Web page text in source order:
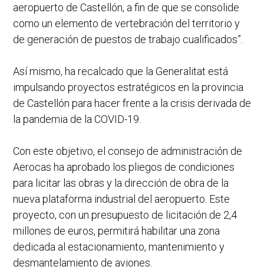
aeropuerto de Castellón, a fin de que se consolide
como un elemento de vertebración del territorio y
de generación de puestos de trabajo cualificados”.
Así mismo, ha recalcado que la Generalitat está
impulsando proyectos estratégicos en la provincia
de Castellón para hacer frente a la crisis derivada de
la pandemia de la COVID-19.
Con este objetivo, el consejo de administración de
Aerocas ha aprobado los pliegos de condiciones
para licitar las obras y la dirección de obra de la
nueva plataforma industrial del aeropuerto. Este
proyecto, con un presupuesto de licitación de 2,4
millones de euros, permitirá habilitar una zona
dedicada al estacionamiento, mantenimiento y
desmantelamiento de aviones.